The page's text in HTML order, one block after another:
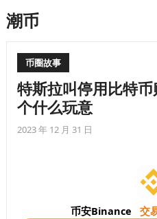
潮币
币圈故事
特斯拉叫停用比特
个什么玩意
2023 年 12 月 31 日
币安Binance 交